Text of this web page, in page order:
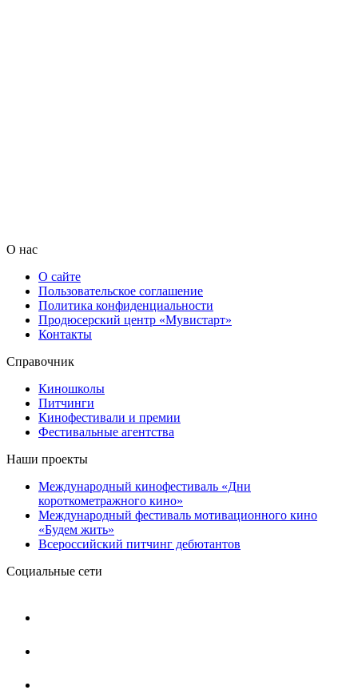
О нас
О сайте
Пользовательское соглашение
Политика конфиденциальности
Продюсерский центр «Мувистарт»
Контакты
Справочник
Киношколы
Питчинги
Кинофестивали и премии
Фестивальные агентства
Наши проекты
Международный кинофестиваль «Дни
короткометражного кино»
Международный фестиваль мотивационного кино
«Будем жить»
Всероссийский питчинг дебютантов
Социальные сети